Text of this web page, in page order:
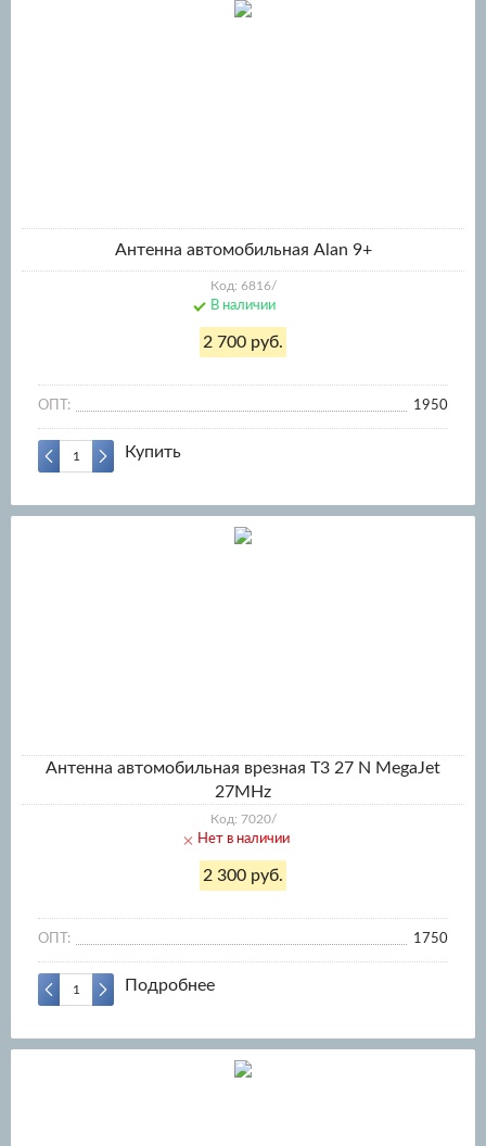
Антенна автомобильная Аlan 9+
Код: 6816/
В наличии
2 700 руб.
ОПТ: 1950
Купить
Антенна автомобильная врезная T3 27 N MegaJet
27MHz
Код: 7020/
Нет в наличии
2 300 руб.
ОПТ: 1750
Подробнее